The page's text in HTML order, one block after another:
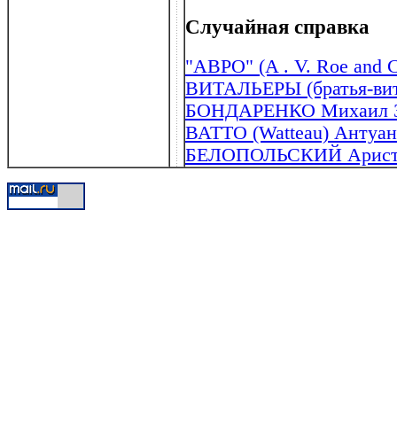
Случайная справка
"АВРО" (A . V. Roe and
ВИТАЛЬЕРЫ (братья-
БОНДАРЕНКО Михаил
ВАТТО (Watteau)
БЕЛОПОЛЬСКИЙ